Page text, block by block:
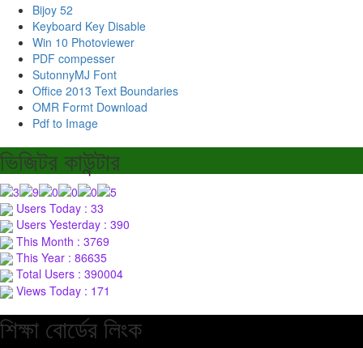
Bijoy 52
Keyboard Key Disable
Win 10 Photoviewer
PDF compesser
SutonnyMJ Font
Office 2013 Text Boundaries
OMR Formt Download
Pdf to Image
ভিজিটর কাউন্টার
Users Today : 33
Users Yesterday : 390
This Month : 3769
This Year : 86635
Total Users : 390004
Views Today : 171
শিক্ষা বোর্ডের লিংক